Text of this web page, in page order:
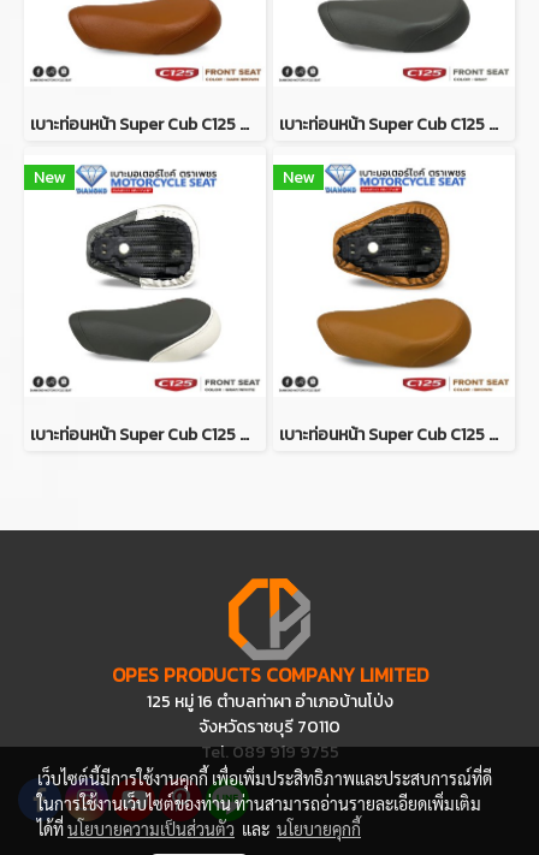
เบาะท่อนหน้า Super Cub C125 สีน้ำตาลเข้ม (DIAMOND SEAT / เบาะตราเพชร) เบาะท่อนหน้า Super Cub C125 สีเทาล้วน (DIAMOND SEAT / เบาะตราเพชร)
New
เบาะท่อนหน้า Super Cub C125 สีเทา-ขาว (DIAMOND SEAT / เบาะตราเพชร)
New
เบาะท่อนหน้า Super Cub C125 สีน้ำตาลอ่อน (DIAMOND SEAT / เบาะตราเพชร)
OPES PRODUCTS COMPANY LIMITED
125 หมู่ 16 ตำบลท่าผา อำเภอบ้านโป่ง
จังหวัดราชบุรี 70110
Tel. 089 919 9755
เว็บไซต์นี้มีการใช้งานคุกกี้ เพื่อเพิ่มประสิทธิภาพและประสบการณ์ที่ดี
ในการใช้งานเว็บไซต์ของท่าน ท่านสามารถอ่านรายละเอียดเพิ่มเติม
ได้ที่นโยบายความเป็นส่วนตัว และ นโยบายคุกกี้